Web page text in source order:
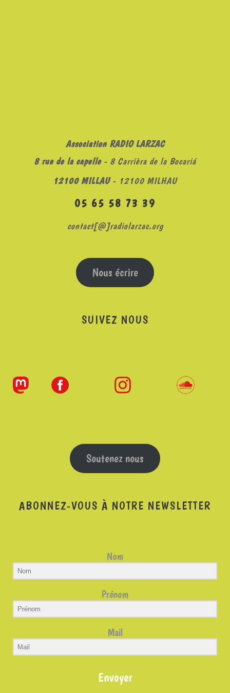
Association RADIO LARZAC
8 rue de la capelle- 8 Carrièra de la Bocariá
12100 MILLAU- 12100 MILHAU
05 65 58 73 39
contact[@]radiolarzac.org
Nous écrire
SUIVEZ NOUS
Soutenez nous
ABONNEZ-VOUS À NOTRE NEWSLETTER
Nom
Prénom
Mail
Envoyer